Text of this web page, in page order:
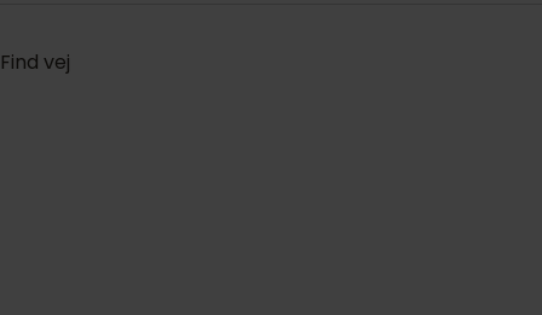
Find vej